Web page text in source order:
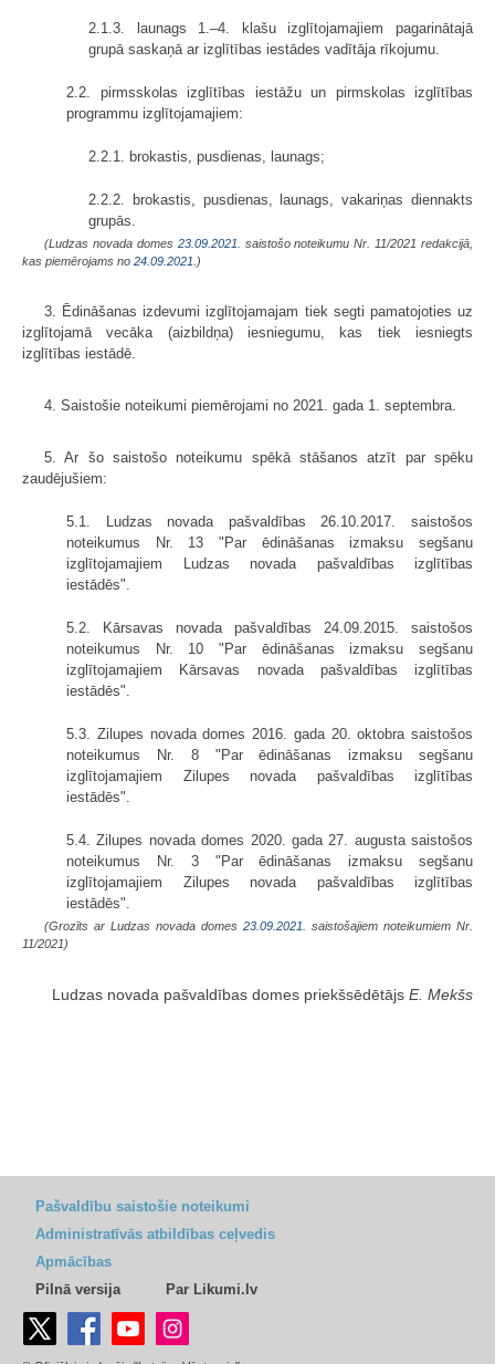
2.1.3. launags 1.–4. klašu izglītojamajiem pagarinātajā
grupā saskaņā ar izglītības iestādes vadītāja rīkojumu.
2.2. pirmsskolas izglītības iestāžu un pirmskolas izglītības
programmu izglītojamajiem:
2.2.1. brokastis, pusdienas, launags;
2.2.2. brokastis, pusdienas, launags, vakariņas diennakts
grupās.
(Ludzas novada domes 23.09.2021.
saistošo noteikumu Nr. 11/2021 redakcijā,
kas piemērojams no 24.09.2021. )
3. Ēdināšanas izdevumi izglītojamajam tiek segti pamatojoties uz
izglītojamā vecāka (aizbildņa) iesniegumu, kas tiek iesniegts
izglītības iestādē.
4. Saistošie noteikumi piemērojami no 2021. gada 1. septembra.
5. Ar šo saistošo noteikumu spēkā stāšanos atzīt par spēku
zaudējušiem:
5.1. Ludzas novada pašvaldības 26.10.2017. saistošos
noteikumus Nr. 13 "Par ēdināšanas izmaksu segšanu
izglītojamajiem Ludzas novada pašvaldības izglītības
iestādēs".
5.2. Kārsavas novada pašvaldības 24.09.2015. saistošos
noteikumus Nr. 10 "Par ēdināšanas izmaksu segšanu
izglītojamajiem Kārsavas novada pašvaldības izglītības
iestādēs".
5.3. Zilupes novada domes 2016. gada 20. oktobra saistošos
noteikumus Nr. 8 "Par ēdināšanas izmaksu segšanu
izglītojamajiem Zilupes novada pašvaldības izglītības
iestādēs".
5.4. Zilupes novada domes 2020. gada 27. augusta saistošos
noteikumus Nr. 3 "Par ēdināšanas izmaksu segšanu
izglītojamajiem Zilupes novada pašvaldības izglītības
iestādēs".
(Grozīts ar Ludzas novada domes 23.09.2021.
saistošajiem noteikumiem Nr.
11/2021)
Ludzas novada pašvaldības domes priekšsēdētājs E. Mekšs
Pašvaldību saistošie noteikumi
Administratīvās atbildības ceļvedis
Apmācības
Pilnā versija
Par Likumi.lv